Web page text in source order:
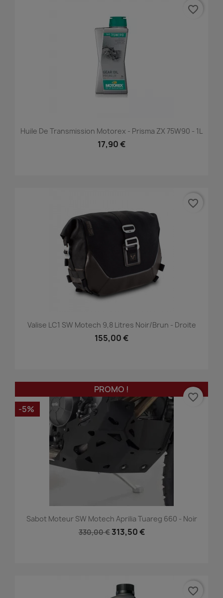
Huile De Transmission Motorex - Prisma ZX 75W90 - 1L
17,90 €
favorite_border
Valise LC1 SW Motech 9,8 Litres Noir/brun - Droite
155,00 €
favorite_border
Sabot Moteur SW Motech Aprilia Tuareg 660 - Noir
330,00 € 313,50 €
PROMO !
-5%
favorite_border
favorite_border